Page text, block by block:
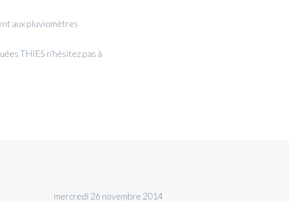
aux pluviomètres
THIES n’hésitez pas à
mercredi 26 novembre 2014